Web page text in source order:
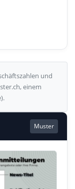
und
einem
Muster